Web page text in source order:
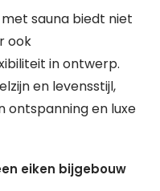
sauna biedt niet
ook
in ontwerp.
en levensstijl,
ontspanning en luxe
eiken bijgebouw